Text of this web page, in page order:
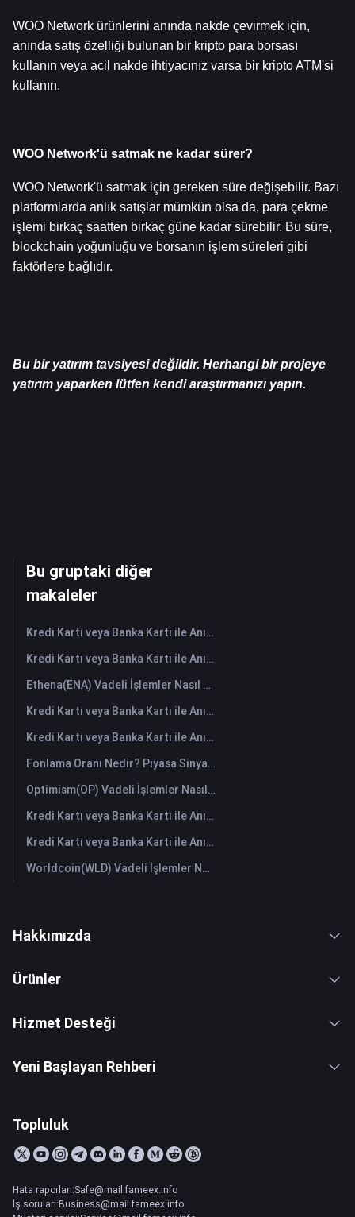
WOO Network ürünlerini anında nakde çevirmek için,
anında satış özelliği bulunan bir kripto para borsası
kullanın veya acil nakde ihtiyacınız varsa bir kripto ATM'si
kullanın.
WOO Network'ü satmak ne kadar sürer?
WOO Network'ü satmak için gereken süre değişebilir. Bazı
platformlarda anlık satışlar mümkün olsa da, para çekme
işlemi birkaç saatten birkaç güne kadar sürebilir. Bu süre,
blockchain yoğunluğu ve borsanın işlem süreleri gibi
faktörlere bağlıdır.
Bu bir yatırım tavsiyesi değildir. Herhangi bir projeye
yatırım yaparken lütfen kendi araştırmanızı yapın.
Bu gruptaki diğer
makaleler
Kredi Kartı veya Banka Kartı ile Anında HANePlatform (HANEP) Satın Alın
Kredi Kartı veya Banka Kartı ile Anında Cropto Wheat Token (CROW) Satın Alın
Ethena(ENA) Vadeli İşlemler Nasıl Yapılır: Yeni Başlayanlar İçin Kapsamlı Bir Rehber
Kredi Kartı veya Banka Kartı ile Anında Tutorial (TUT) Satın Alın
Kredi Kartı veya Banka Kartı ile Anında Space ID (ID) Satın Alın
Fonlama Oranı Nedir? Piyasa Sinyallerini ve Yaygın Yanlış Kullanımlarını Anlamak
Optimism(OP) Vadeli İşlemler Nasıl Yapılır: Yeni Başlayanlar İçin Kapsamlı Bir Rehber
Kredi Kartı veya Banka Kartı ile Anında Starknet (STRK) Satın Alın
Kredi Kartı veya Banka Kartı ile Anında The Graph (GRT) Satın Alın
Worldcoin(WLD) Vadeli İşlemler Nasıl Yapılır: Yeni Başlayanlar İçin Kapsamlı Bir Rehber
Hakkımızda
Ürünler
Hizmet Desteği
Yeni Başlayan Rehberi
Topluluk
Hata raporları:Safe@mail.fameex.info
İş soruları:Business@mail.fameex.info